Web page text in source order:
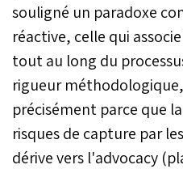
souligné un paradoxe
réactive, celle qui
tout au long du
rigueur
précisément parce que
risques de capture par
dérive vers l'advocacy